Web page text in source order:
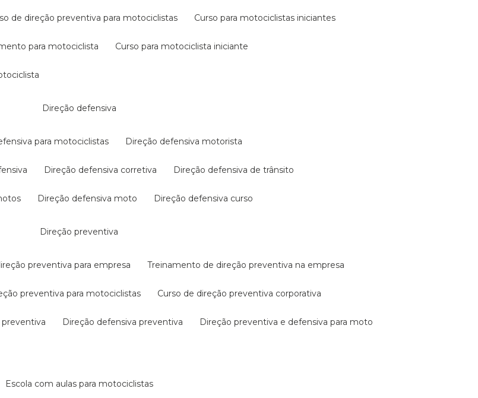
de direção preventiva para motociclistas curso para motociclistas iniciantes
para motociclista curso para motociclista iniciante
direção defensiva
para motociclistas direção defensiva motorista
direção defensiva corretiva direção defensiva de trânsito
direção defensiva moto direção defensiva curso
direção preventiva
preventiva para empresa treinamento de direção preventiva na empresa
preventiva para motociclistas curso de direção preventiva corporativa
preventiva direção defensiva preventiva direção preventiva e defensiva para moto
escola com aulas para motociclistas